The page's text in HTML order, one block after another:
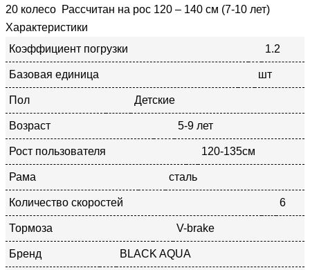
20 колесо Рассчитан на рос 120 – 140 см (7-10 лет)
Характеристики
Коэффициент погрузки
1.2
Базовая единица шт
Пол Детские
Возраст 5-9 лет
Рост пользователя 120-135см
Рама сталь
Количество скоростей 6
Тормоза V-brake
Бренд BLACK AQUA